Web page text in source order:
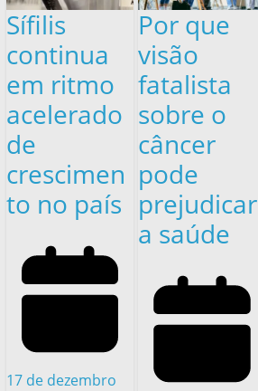
Sífilis
continua
em ritmo
acelerado
de
crescimen
to no país
17 de dezembro
Por que
visão
fatalista
sobre o
câncer
pode
prejudicar
a saúde